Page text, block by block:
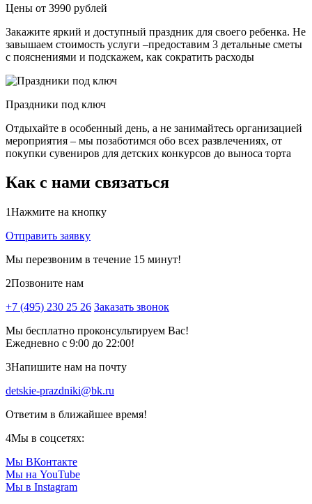
Цены от 3990 рублей
Закажите яркий и доступный праздник для своего ребенка. Не
завышаем стоимость услуги –предоставим 3 детальные сметы
с пояснениями и подскажем, как сократить расходы
Праздники под ключ
Отдыхайте в особенный день, а не занимайтесь организацией
мероприятия – мы позаботимся обо всех развлечениях, от
покупки сувениров для детских конкурсов до выноса торта
Как с нами связаться
1Нажмите на кнопку
Отправить заявку
Мы перезвоним в течение 15 минут!
2Позвоните нам
+7 (495) 230 25 26 Заказать звонок
Мы бесплатно проконсультируем Вас!
Ежедневно с 9:00 до 22:00!
3Напишите нам на почту
detskie-prazdniki@bk.ru
Ответим в ближайшее время!
4Мы в соцсетях:
Мы ВКонтакте
Мы на YouTube
Мы в Instagram